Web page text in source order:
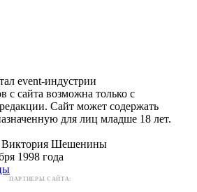
event-индустрии
с сайта возможна только с
Сайт может содержать
для лиц младше 18 лет.
Виктория Шешенины
1998 года
ПАРТНЕРЫ САЙТА: